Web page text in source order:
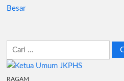
Besar
Cari
untuk:
RAGAM